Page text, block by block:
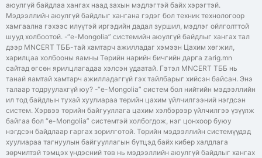
аюулгүй байдлаа хангах наад захын мэдлэгтэй байх хэрэгтэй.
Мэдээллийн аюулгүй байдлыг хангана гэдэг бол техник технологоор
хамгаална гэхээс илүүтэй иргэдийн дадал зуршил, мэдлэг ойлголттой
шууд холбоотой. -“e-Mongolia” системийн аюулгүй байдлыг хангах тал
дээр MNCERT ТББ-тай хамтарч ажилладаг хэмээн Цахим хөгжил,
харилцаа холбооны яамны Төрийн нарийн бичгийн дарга zarig.mn
сайтад өгсөн ярилцлагадаа хэлсэн удаатай. Гэтэл MNCERT ТББ нь
танай яамтай хамтарч ажилладаггүй гэх тайлбарыг хийсэн байсан. Энэ
талаар тодруулахгүй юу? -“e-Mongolia” систем бол нийтийн мэдээллийн
ил тод байдлын тухай хуулиараа төрийн цахим үйлчилгээний нэгдсэн
систем. Хэрвээ төрийн байгууллага цахим хэлбэрээр үйлчилгээ үзүүлж
байгаа бол “e-Mongolia” системтэй холбогдож, нэг цонхоор буюу
нэгдсэн байдлаар гаргах зорилготой. Төрийн мэдээллийн системүүдэд
хуулиараа тагнуулын байгууллагын бүтцэд байх кибер халдлага
зөрчилтэй тэмцэх үндэсний төв нь мэдээллийн аюулгүй байдлыг хангах